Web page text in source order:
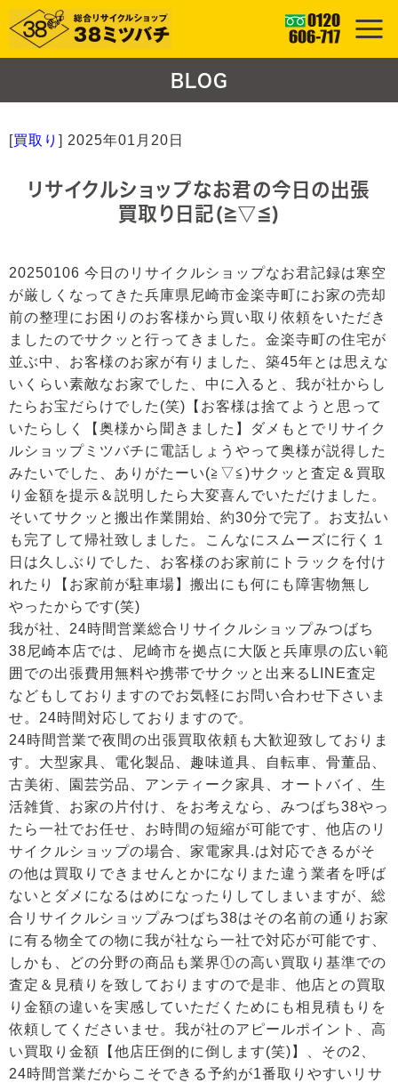
BLOG
[買取り ] 2025年01月20日
リサイクルショップなお君の今日の出張
買取り日記(≧▽≦)
20250106 今日のリサイクルショップなお君記録は寒空
が厳しくなってきた兵庫県尼崎市金楽寺町にお家の売却
前の整理にお困りのお客様から買い取り依頼をいただき
ましたのでサクッと行ってきました。金楽寺町の住宅が
並ぶ中、お客様のお家が有りました、築45年とは思えな
いくらい素敵なお家でした、中に入ると、我が社からし
たらお宝だらけでした(笑)【お客様は捨てようと思って
いたらしく【奥様から聞きました】ダメもとでリサイク
ルショップミツバチに電話しょうやって奥様が説得した
みたいでした、ありがたーい(≧▽≦)サクッと査定＆買取
り金額を提示＆説明したら大変喜んでいただけました。
そいてサクッと搬出作業開始、約30分で完了。お支払い
も完了して帰社致しました。こんなにスムーズに行く１
日は久しぶりでした、お客様のお家前にトラックを付け
れたり【お家前が駐車場】搬出にも何にも障害物無し
やったからです(笑)
我が社、24時間営業総合リサイクルショップみつばち
38尼崎本店では、尼崎市を拠点に大阪と兵庫県の広い範
囲での出張費用無料や携帯でサクッと出来るLINE査定
などもしておりますのでお気軽にお問い合わせ下さいま
せ。24時間対応しておりますので。
24時間営業で夜間の出張買取依頼も大歓迎致しておりま
す。大型家具、電化製品、趣味道具、自転車、骨董品、
古美術、園芸労品、アンティーク家具、オートバイ、生
活雑貨、お家の片付け、をお考えなら、みつばち38やっ
たら一社でお任せ、お時間の短縮が可能です、他店のリ
サイクルショップの場合、家電家具.は対応できるがそ
の他は買取りできませんとかになりまた違う業者を呼ば
ないとダメになるはめになったりしてしまいますが、総
合リサイクルショップみつばち38はその名前の通りお家
に有る物全ての物に我が社なら一社で対応が可能です、
しかも、どの分野の商品も業界①の高い買取り基準での
査定＆見積りを致しておりますので是非、他店との買取
り金額の違いを実感していただくためにも相見積もりを
依頼してくださいませ。我が社のアピールポイント、高
い買取り金額【他店圧倒的に倒します(笑)】、その2、
24時間営業だからこそできる予約が1番取りやすいリサ